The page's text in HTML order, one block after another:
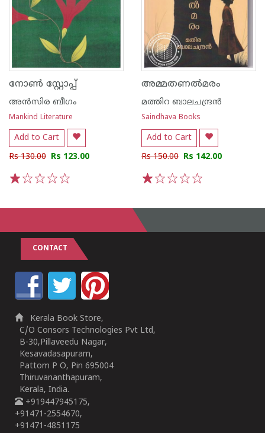
നോൺ സ്റ്റോപ്പ്
അൻസിര ബീഗം
Mankind Literature
Add to Cart
Rs 130.00 Rs 123.00
അമ്മതണൽമരം
മത്തിറ ബാലചന്ദ്രൻ
Saindhava Books
Add to Cart
Rs 150.00 Rs 142.00
CONTACT
Kerala Book Store,
C/O Consors Technologies Pvt Ltd,
B-30,Pillaveedu Nagar,
Kesavadasapuram,
Pattom P O, Pin 695004
Thiruvananthapuram,
Kerala, India.
+919447945175,
+91471-2554670,
+91471-4851175